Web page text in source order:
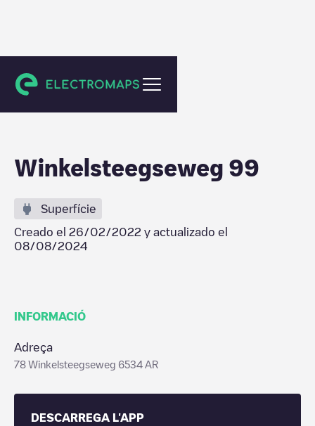
Nijmegen
Winkelsteegseweg 99
Superfície
Creado el 26/02/2022 y actualizado el
08/08/2024
INFORMACIÓ
Adreça
78 Winkelsteegseweg 6534 AR
DESCARREGA L'APP